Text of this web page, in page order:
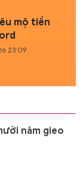
mộ tiền
23:09
năm gieo